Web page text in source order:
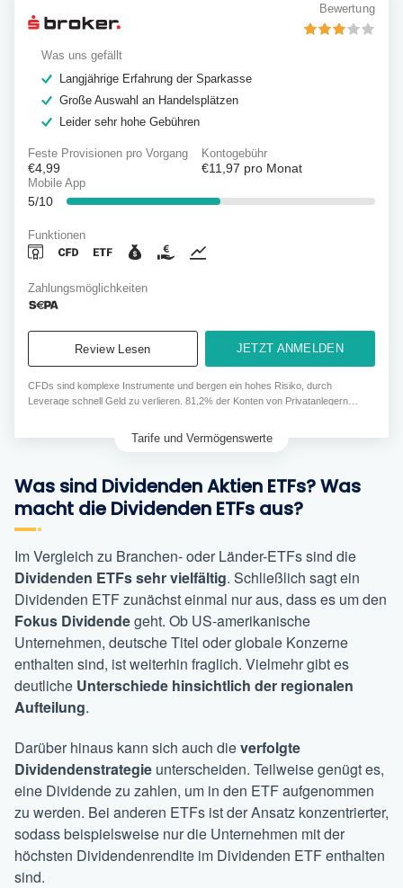
Bewertung
Was uns gefällt
Langjährige Erfahrung der Sparkasse
Große Auswahl an Handelsplätzen
Leider sehr hohe Gebühren
Feste Provisionen pro Vorgang
€4,99
Kontogebühr
€11,97 pro Monat
Mobile App
5/10
Funktionen
Zahlungsmöglichkeiten
Review Lesen JETZT ANMELDEN
CFDs sind komplexe Instrumente und bergen ein hohes Risiko, durch
Leverage schnell Geld zu verlieren. 81,2% der Konten von Privatanlegern
Tarife und Vermögenswerte
Was sind Dividenden Aktien ETFs? Was
macht die Dividenden ETFs aus?
Im Vergleich zu Branchen- oder Länder-ETFs sind die
Dividenden ETFs sehr vielfältig. Schließlich sagt ein
Dividenden ETF zunächst einmal nur aus, dass es um den
Fokus Dividendegeht. Ob US-amerikanische
Unternehmen, deutsche Titel oder globale Konzerne
enthalten sind, ist weiterhin fraglich. Vielmehr gibt es
deutliche Unterschiede hinsichtlich der regionalen
Aufteilung.
Darüber hinaus kann sich auch dieverfolgte
Dividendenstrategie unterscheiden. Teilweise genügt es,
eine Dividende zu zahlen, um in den ETF aufgenommen
zu werden. Bei anderen ETFs ist der Ansatz konzentrierter,
sodass beispielsweise nur die Unternehmen mit der
höchsten Dividendenrendite im Dividenden ETF enthalten
sind.